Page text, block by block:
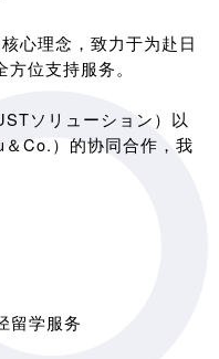
心理念，致力于为赴日
位支持服务。
ソリューション）以
Co.）的协同合作，我
留学服务